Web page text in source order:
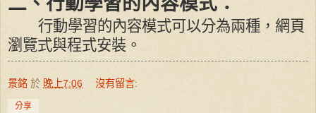
行動學習的內容模式可以分為兩種，網頁
瀏覽式與程式安裝。
景銘 於 晚上7:06 沒有留言:
分享